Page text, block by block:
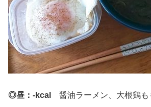
◎昼：-kcal 醤油ラーメン、大根鶏も